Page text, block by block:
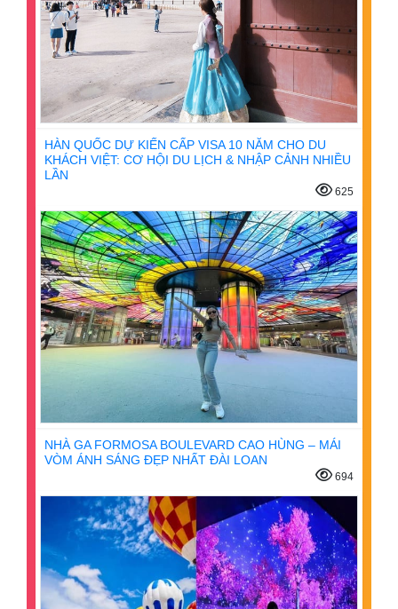
HÀN QUỐC DỰ KIẾN CẤP VISA 10 NĂM CHO DU
KHÁCH VIỆT: CƠ HỘI DU LỊCH & NHẬP CẢNH NHIỀU
LẦN
625
NHÀ GA FORMOSA BOULEVARD CAO HÙNG – MÁI
VÒM ÁNH SÁNG ĐẸP NHẤT ĐÀI LOAN
694